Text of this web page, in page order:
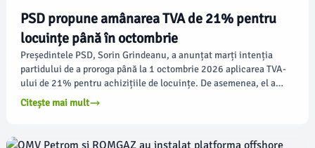
PSD propune amânarea TVA de 21% pentru
locuințe până în octombrie
Președintele PSD, Sorin Grindeanu, a anunțat marți intenția
partidului de a proroga până la 1 octombrie 2026 aplicarea TVA-
ului de 21% pentru achizițiile de locuințe. De asemenea, el a
precizat că următoarea ședință a Biroului Permanent al Camerei
Deputaților va avea loc miercuri, în scopul convocării unei
Citește mai mult